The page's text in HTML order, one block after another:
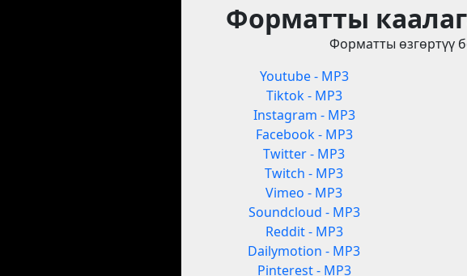
Форматты
Форматты өзгөртүү
Youtube - MP3
Tiktok - MP3
Instagram - MP3
Facebook - MP3
Twitter - MP3
Twitch - MP3
Vimeo - MP3
Soundcloud - MP3
Reddit - MP3
Dailymotion - MP3
Pinterest - MP3